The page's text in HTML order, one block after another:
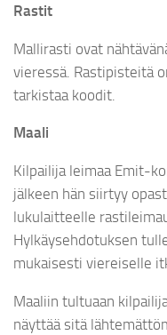
Rastit
Mallirasti ovat
vieressä. Rastipisteitä
tarkistaa koodit.
Maali
Kilpailija leimaa Emit-
jälkeen hän siirtyy
lukulaitteelle
Hylkäysehdotuksen
mukaisesti viereiselle
Maaliin tultuaan
näyttää sitä